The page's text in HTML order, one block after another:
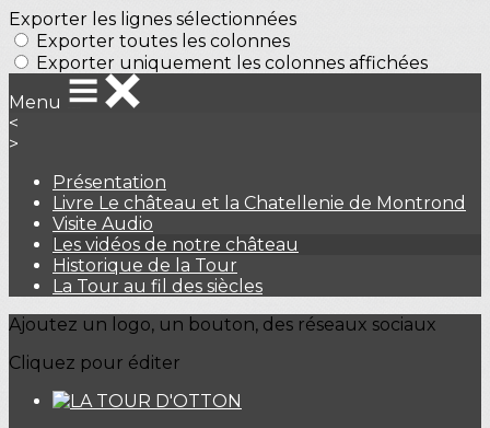
Exporter les lignes sélectionnées
Exporter toutes les colonnes
Exporter uniquement les colonnes affichées
Menu
<
>
Présentation
Livre Le château et la Chatellenie de Montrond
Visite Audio
Les vidéos de notre château
Historique de la Tour
La Tour au fil des siècles
Ajoutez un logo, un bouton, des réseaux sociaux
Cliquez pour éditer